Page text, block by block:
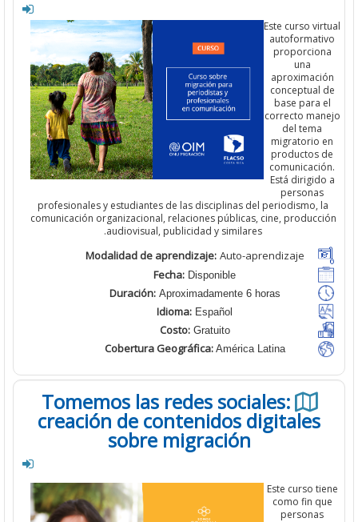
Este curso
base
correcto
Está
profesionales y estudiantes de las disciplinas del
comunicación organizacional, relaciones públicas, cine,
audiovisual, publicidad y similares.
Modalidad de aprendizaje: Auto-aprendizaje
Fecha:Disponible
Duración:Aproximadamente 6 horas
Idioma:
Costo:Gratuito
Cobertura Geográfica: América Latina
Tomemos las redes sociales:
creación de contenidos
sobre migración
Este curso
como fin